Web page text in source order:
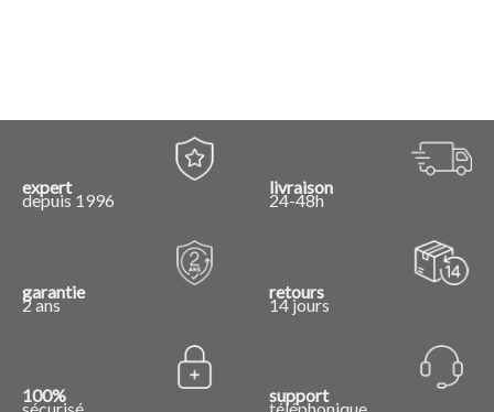
produit
expert
depuis 1996
livraison
24-48h
garantie
2 ans
retours
14 jours
100% support